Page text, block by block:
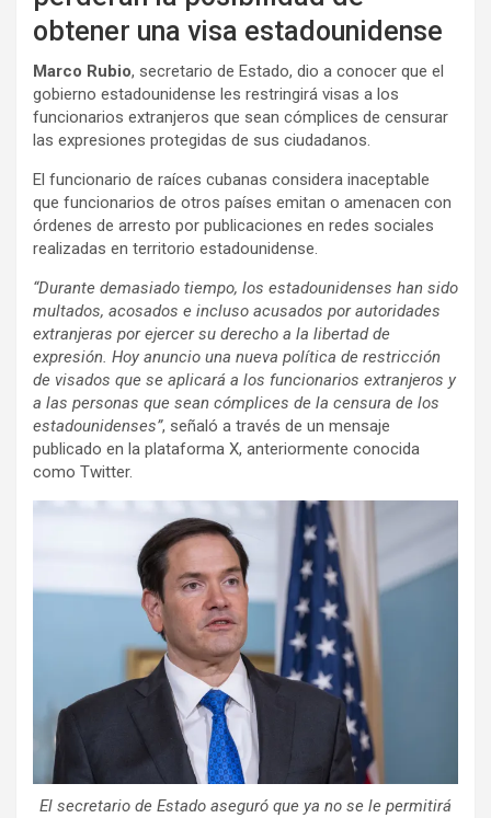
obtener una visa estadounidense
Marco Rubio, secretario de Estado, dio a conocer que el
gobierno estadounidense les restringirá visas a los
funcionarios extranjeros que sean cómplices de censurar
las expresiones protegidas de sus ciudadanos.
El funcionario de raíces cubanas considera inaceptable
que funcionarios de otros países emitan o amenacen con
órdenes de arresto por publicaciones en redes sociales
realizadas en territorio estadounidense.
“Durante demasiado tiempo, los estadounidenses han sido
multados, acosados e incluso acusados por autoridades
extranjeras por ejercer su derecho a la libertad de
expresión. Hoy anuncio una nueva política de restricción
de visados que se aplicará a los funcionarios extranjeros y
a las personas que sean cómplices de la censura de los
estadounidenses”, señaló a través de un mensaje
publicado en la plataforma X, anteriormente conocida
como Twitter.
El secretario de Estado aseguró que ya no se le permitirá